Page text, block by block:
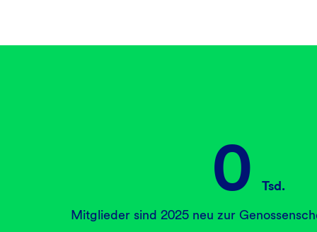
0
Tsd.
Mitglieder sind 2025 neu zur